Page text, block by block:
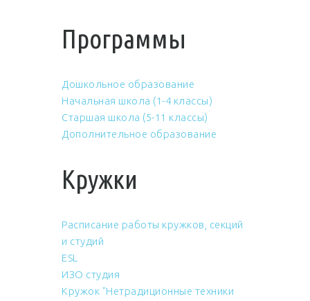
Программы
Дошкольное образование
Начальная школа (1-4 классы)
Старшая школа (5-11 классы)
Дополнительное образование
Кружки
Расписание работы кружков, секций
и студий
ESL
ИЗО студия
Кружок "Нетрадиционные техники